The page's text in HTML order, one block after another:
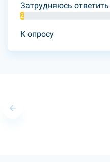
Затрудняюсь ответить
2%
К опросу